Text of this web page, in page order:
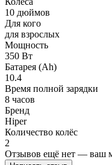
10 дюймов
Для кого
для взрослых
Мощность
350 Вт
Батарея (Ah)
10.4
Время полной зарядки
8 часов
Бренд
Hiper
Количество колёс
2
Отзывов ещё нет — ваш